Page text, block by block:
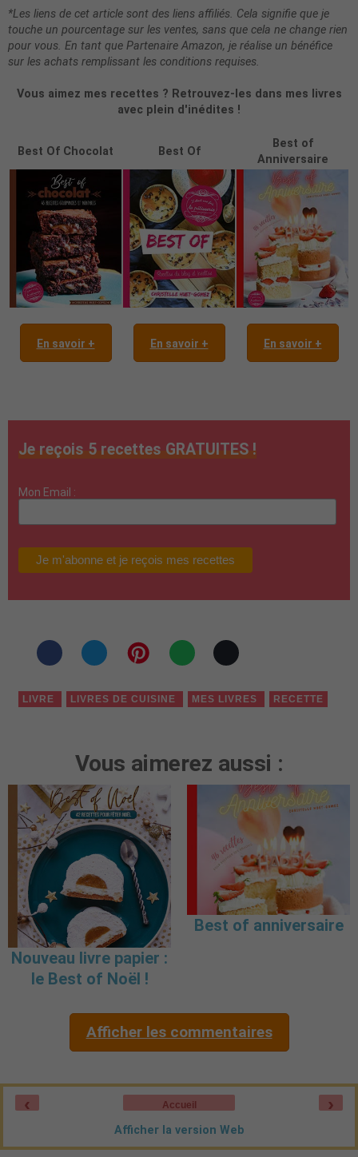
*Les liens de cet article sont des liens affiliés. Cela signifie que je
touche un pourcentage sur les ventes, sans que cela ne change rien
pour vous. En tant que Partenaire Amazon, je réalise un bénéfice
sur les achats remplissant les conditions requises.
Vous aimez mes recettes ? Retrouvez-les dans mes livres
avec plein d'inédites !
Best Of Chocolat Best Of
Best of
Anniversaire
En savoir + En savoir + En savoir +
Je reçois 5 recettes GRATUITES !
Mon Email :
LIVRE LIVRES DE CUISINE MES LIVRES RECETTE
Vous aimerez aussi :
Nouveau livre papier :
le Best of Noël !
Best of anniversaire
Afficher les commentaires
‹ ›
Accueil
Afficher la version Web